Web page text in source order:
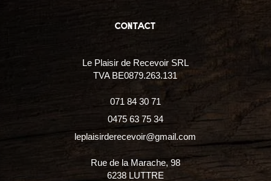
contact
Le Plaisir de Recevoir SRL
TVA BE0879.263.131
071 84 30 71
0475 63 75 34
leplaisirderecevoir@gmail.com
Rue de la Marache, 98
6238 LUTTRE